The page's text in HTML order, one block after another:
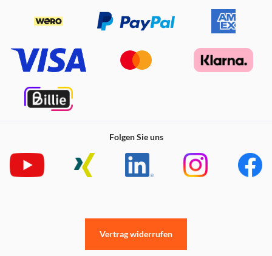
Folgen Sie uns
Vertrag widerrufen